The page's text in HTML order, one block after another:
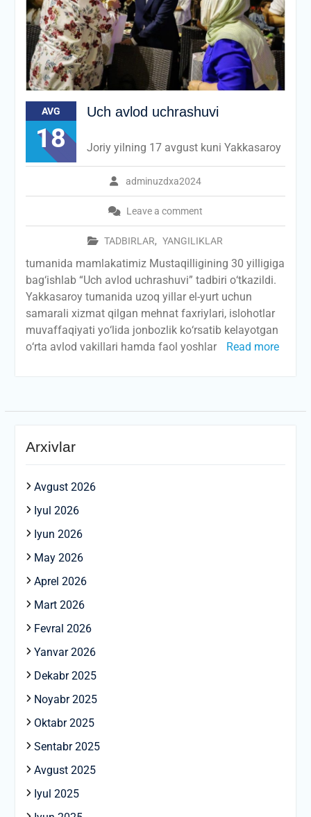
AVG
18
Uch avlod uchrashuvi
adminuzdxa2024
Leave a comment
TADBIRLAR, YANGILIKLAR
Joriy yilning 17 avgust kuni Yakkasaroy
tumanida mamlakatimiz Mustaqilligining 30 yilligiga
bag‘ishlab “Uch avlod uchrashuvi” tadbiri о‘tkazildi.
Yakkasaroy tumanida uzoq yillar el-yurt uchun
samarali xizmat qilgan mehnat faxriylari, islohotlar
muvaffaqiyati yо‘lida jonbozlik kо‘rsatib kelayotgan
о‘rta avlod vakillari hamda faol yoshlar
Read more
Arxivlar
Avgust 2026
Iyul 2026
Iyun 2026
May 2026
Aprel 2026
Mart 2026
Fevral 2026
Yanvar 2026
Dekabr 2025
Noyabr 2025
Oktabr 2025
Sentabr 2025
Avgust 2025
Iyul 2025